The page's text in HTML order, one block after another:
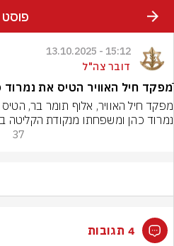
פוסט
15:12 - 13.10.2025
דובר צה"ל
ֿמפקד חיל האוויר הטיס את נמרוד
נמרוד כהן ומשפחתו מנקודת הקליטה
37
4 תגובות